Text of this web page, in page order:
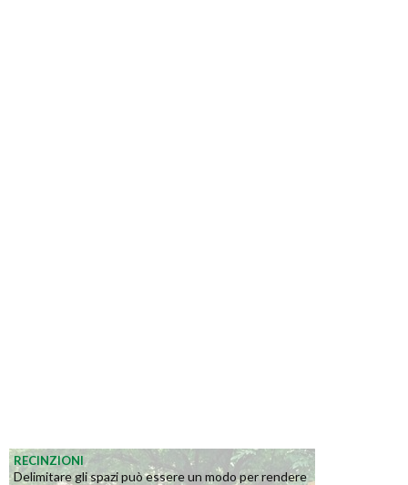
RECINZIONI
Delimitare gli spazi può essere un modo per rendere